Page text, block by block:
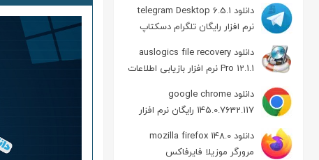
دانلود telegram Desktop 6.5.1
نرم افزار رایگان تلگرام دسکتاپ
دانلود auslogics file recovery
Pro 12.1.1 نرم افزار بازیابی اطلاعات
دانلود google chrome
145.0.7632.117 رایگان نرم افزار
مرورگر گوگل کروم
دانلود mozilla firefox 148.0
مرورگر موزیلا فایرفاکس